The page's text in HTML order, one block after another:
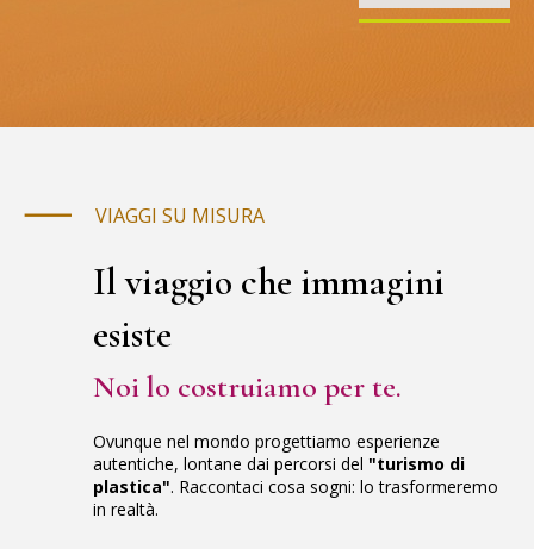
Oltre le rotte comuni:
esclusiva.
al sicuro.
VIAGGI SU MISURA
Il viaggio che immagini
esiste
Noi lo costruiamo per te.
Ovunque nel mondo progettiamo esperienze
autentiche, lontane dai percorsi del "turismo di
plastica". Raccontaci cosa sogni: lo trasformeremo
in realtà.